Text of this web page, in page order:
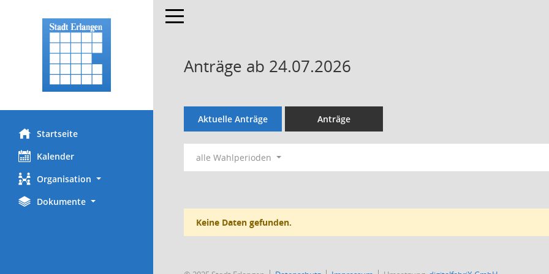
Startseite
Kalender
Organisation
Dokumente
Toggle navigation
Anträge ab 24.07.2026
Aktuelle Anträge Anträge
alle Wahlperioden
Keine Daten gefunden.